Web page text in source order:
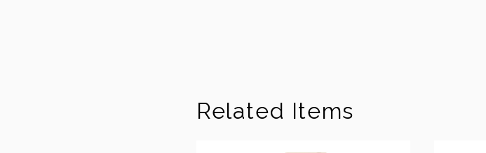
Related Items